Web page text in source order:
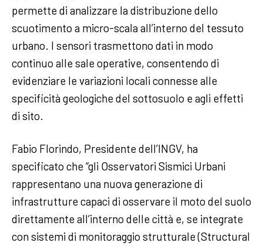
permette di analizzare la distribuzione dello
scuotimento a micro-scala all’interno del tessuto
urbano. I sensori trasmettono dati in modo
continuo alle sale operative, consentendo di
evidenziare le variazioni locali connesse alle
specificità geologiche del sottosuolo e agli effetti
di sito.
Fabio Florindo, Presidente dell’INGV, ha
specificato che “gli Osservatori Sismici Urbani
rappresentano una nuova generazione di
infrastrutture capaci di osservare il moto del suolo
direttamente all’interno delle città e, se integrate
con sistemi di monitoraggio strutturale (Structural